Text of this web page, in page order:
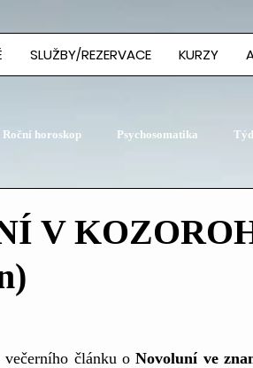
SLUŽBY/REZERVACE KURZY
Roční horoskop Psychosomatika
V
večerního článku o Novoluní ve